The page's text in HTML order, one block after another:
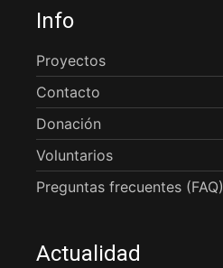
Info
Proyectos
Contacto
Donación
Voluntarios
Preguntas frecuentes (FAQ)
Actualidad